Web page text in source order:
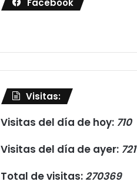
Facebook
Visitas:
Visitas del día de hoy: 710
Visitas del día de ayer: 721
Total de visitas: 270369